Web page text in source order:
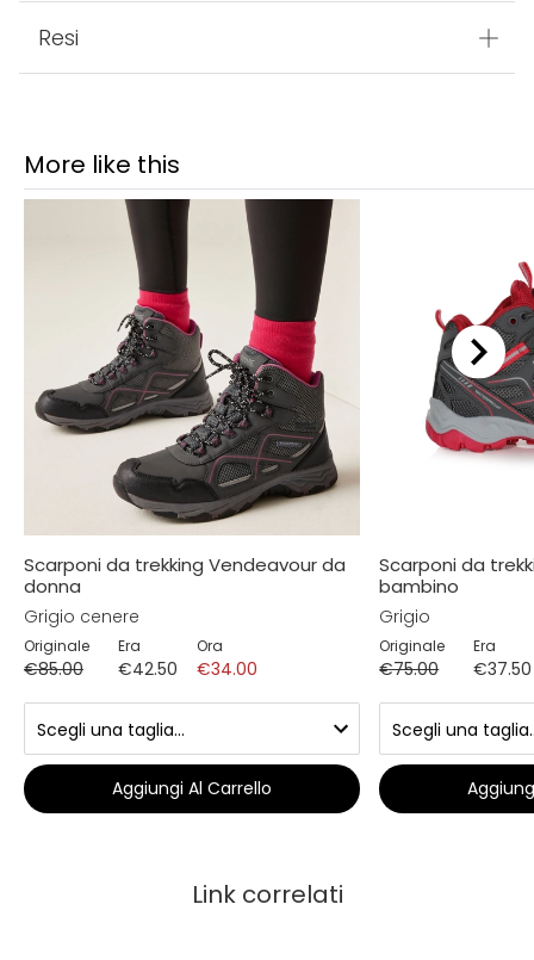
Resi
More like this
Scarponi da trekking Vendeavour da
donna
Grigio cenere
Originale
€85.00
Era
€42.50
Ora
€34.00
Aggiungi Al Carrello
Scarponi da
bambino
Grigio
Originale
€75.00
Era
€37.50
Link correlati